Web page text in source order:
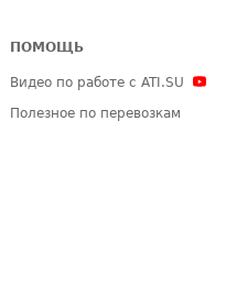
ПОМОЩЬ
Видео по работе с ATI.SU
Полезное по перевозкам